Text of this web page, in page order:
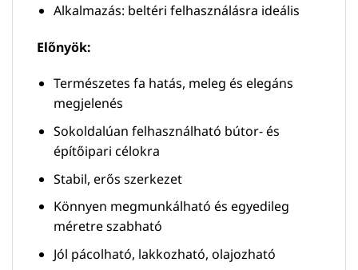
Alkalmazás: beltéri felhasználásra ideális
Előnyök:
Természetes fa hatás, meleg és elegáns
megjelenés
Sokoldalúan felhasználható bútor- és
építőipari célokra
Stabil, erős szerkezet
Könnyen megmunkálható és egyedileg
méretre szabható
Jól pácolható, lakkozható, olajozható